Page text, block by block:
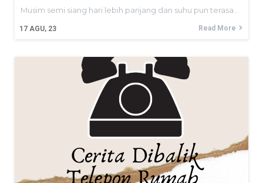
17 AGU, 23
Musim semi siang hari lebih panjang dan suhu pun terasa…
Read More